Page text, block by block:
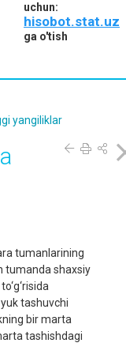
uchun:
hisobot.stat.uz
ga o'tish
yangiliklar
tumanlarining
tumanda shaxsiy
tashuvchi
bir marta
tashishdagi